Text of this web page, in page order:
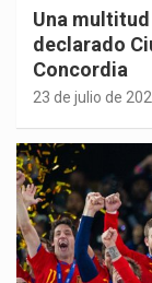
Una
declarado
Concordia
23 de julio de